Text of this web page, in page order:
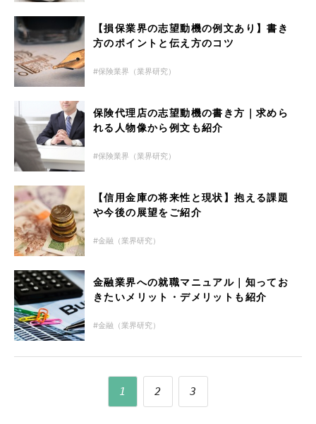
【損保業界の志望動機の例文あり】書き
方のポイントと伝え方のコツ
保険業界（業界研究）
保険代理店の志望動機の書き方｜求めら
れる人物像から例文も紹介
保険業界（業界研究）
【信用金庫の将来性と現状】抱える課題
や今後の展望をご紹介
金融（業界研究）
金融業界への就職マニュアル｜知ってお
きたいメリット・デメリットも紹介
金融（業界研究）
1 2 3